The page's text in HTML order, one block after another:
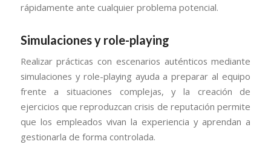
rápidamente ante cualquier problema potencial.
Simulaciones y role-playing
Realizar prácticas con escenarios auténticos mediante
simulaciones y role-playing ayuda a preparar al equipo
frente a situaciones complejas, y la creación de
ejercicios que reproduzcan crisis de reputación permite
que los empleados vivan la experiencia y aprendan a
gestionarla de forma controlada.